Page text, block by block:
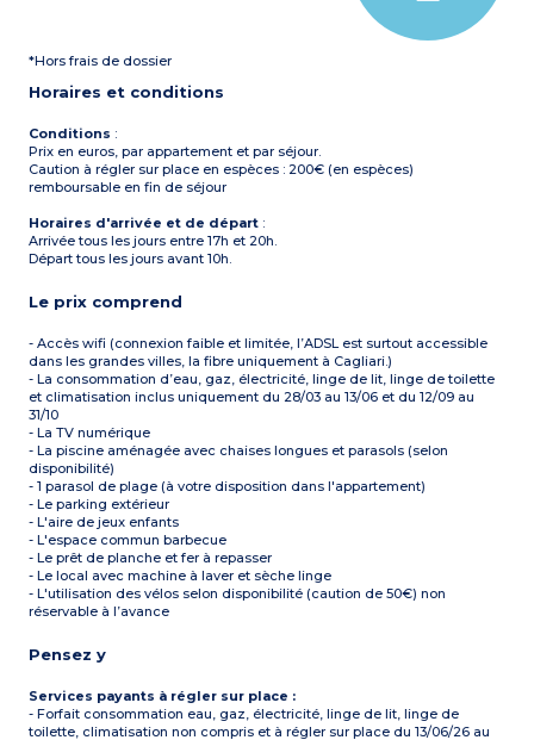
*Hors frais de dossier
Horaires et conditions
Conditions :
Prix en euros, par appartement et par séjour.
Caution à régler sur place en espèces : 200€ (en espèces)
remboursable en fin de séjour
Horaires d'arrivée et de départ :
Arrivée tous les jours entre 17h et 20h.
Départ tous les jours avant 10h.
Le prix comprend
- Accès wifi (connexion faible et limitée, l’ADSL est surtout accessible
dans les grandes villes, la fibre uniquement à Cagliari.)
- La consommation d’eau, gaz, électricité, linge de lit, linge de toilette
et climatisation inclus uniquement du 28/03 au 13/06 et du 12/09 au
31/10
- La TV numérique
- La piscine aménagée avec chaises longues et parasols (selon
disponibilité)
- 1 parasol de plage (à votre disposition dans l'appartement)
- Le parking extérieur
- L'aire de jeux enfants
- L'espace commun barbecue
- Le prêt de planche et fer à repasser
- Le local avec machine à laver et sèche linge
- L'utilisation des vélos selon disponibilité (caution de 50€) non
réservable à l’avance
Pensez y
Services payants à régler sur place :
- Forfait consommation eau, gaz, électricité, linge de lit, linge de
toilette, climatisation non compris et à régler sur place du 13/06/26 au